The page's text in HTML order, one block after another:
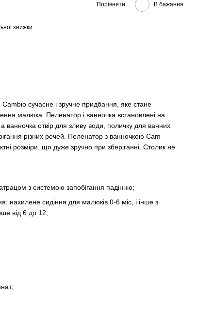
Порівняти В бажання
знижки
сучасне і зручне придбання, яке стане
малюка. Пеленатор і ванночка встановлені на
отвір для зливу води, поличку для ванних
різних речей. Пеленатор з ванночкою Cam
розміри, що дуже зручно при зберіганні. Столик не
з системою запобігання падінню;
нахилене сидіння для малюків 0-6 міс, і інше з
від 6 до 12;